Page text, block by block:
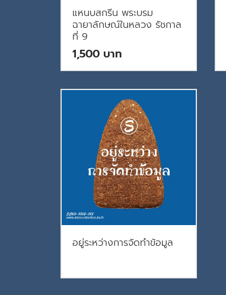
แหนบสกรีน พระบรม
ฉายาลักษณ์ในหลวง รัชกาล
ที่ 9
1,500
อยู่ระหว่างการจัดทำข้อมูล